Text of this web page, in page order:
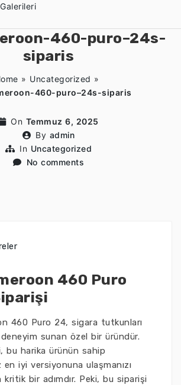
460-puro–24s-
siparis
» Uncategorized »
460-puro–24s-siparis
On Temmuz 6, 2025
By admin
In Uncategorized
No comments
460 Puro
460 Puro 24, sigara tutkunları
sunan özel bir üründür.
bu harika ürünün sahip
iyi versiyonuna ulaşmanızı
bir adımdır. Peki, bu siparişi